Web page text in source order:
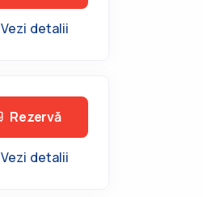
Vezi detalii
Rezervă
Vezi detalii